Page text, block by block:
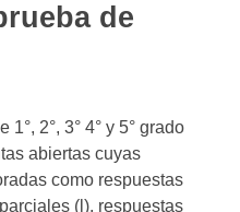
de
2°, 3° 4° y 5° grado
abiertas cuyas
como respuestas
(l), respuestas